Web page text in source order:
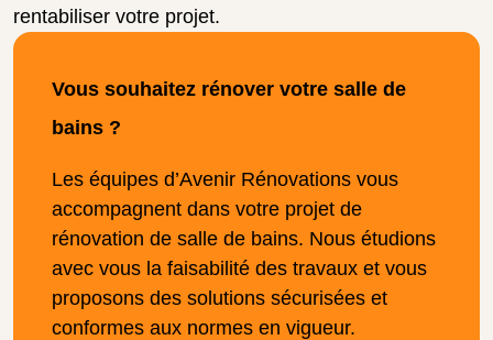
rentabiliser votre projet.
Vous souhaitez rénover votre salle de
bains ?
Les équipes d’Avenir Rénovations vous
accompagnent dans votre projet de
rénovation de salle de bains. Nous étudions
avec vous la faisabilité des travaux et vous
proposons des solutions sécurisées et
conformes aux normes en vigueur.